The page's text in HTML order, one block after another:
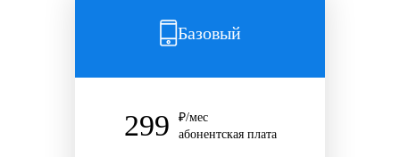
Базовый
299
₽/мес
абонентская плата